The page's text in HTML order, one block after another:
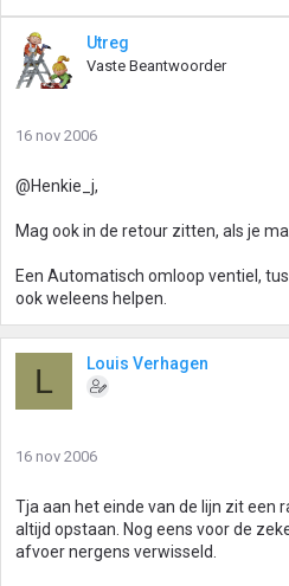
Utreg
Vaste Beantwoorder
16 nov 2006
@Henkie_j,
Mag ook in de retour zitten, als je
Een Automatisch omloop ventiel,
ook weleens helpen.
L Louis Verhagen
16 nov 2006
Tja aan het einde van de lijn zit een
altijd opstaan. Nog eens voor de
afvoer nergens verwisseld.